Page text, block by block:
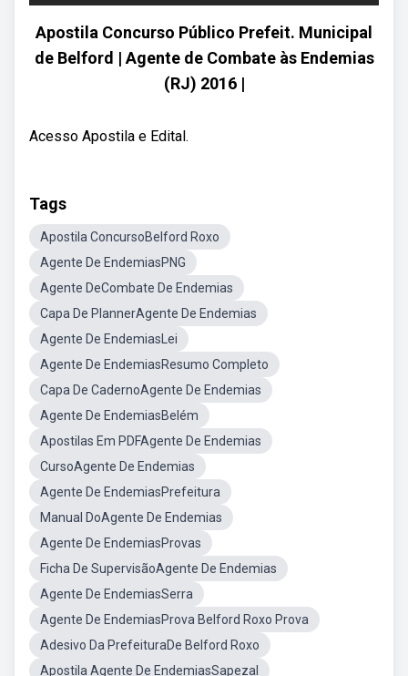
Apostila Concurso Público Prefeit. Municipal
de Belford | Agente de Combate às Endemias
(RJ) 2016 |
Acesso Apostila e Edital.
Tags
Apostila ConcursoBelford Roxo
Agente De EndemiasPNG
Agente DeCombate De Endemias
Capa De PlannerAgente De Endemias
Agente De EndemiasLei
Agente De EndemiasResumo Completo
Capa De CadernoAgente De Endemias
Agente De EndemiasBelém
Apostilas Em PDFAgente De Endemias
CursoAgente De Endemias
Agente De EndemiasPrefeitura
Manual DoAgente De Endemias
Agente De EndemiasProvas
Ficha De SupervisãoAgente De Endemias
Agente De EndemiasSerra
Agente De EndemiasProva Belford Roxo Prova
Adesivo Da PrefeituraDe Belford Roxo
Apostila Agente De EndemiasSapezal